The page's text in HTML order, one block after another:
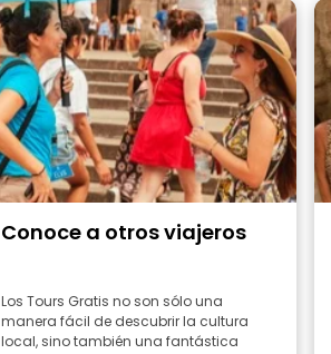
Conoce a otros viajeros
Los Tours Gratis no son sólo una
manera fácil de descubrir la cultura
local, sino también una fantástica